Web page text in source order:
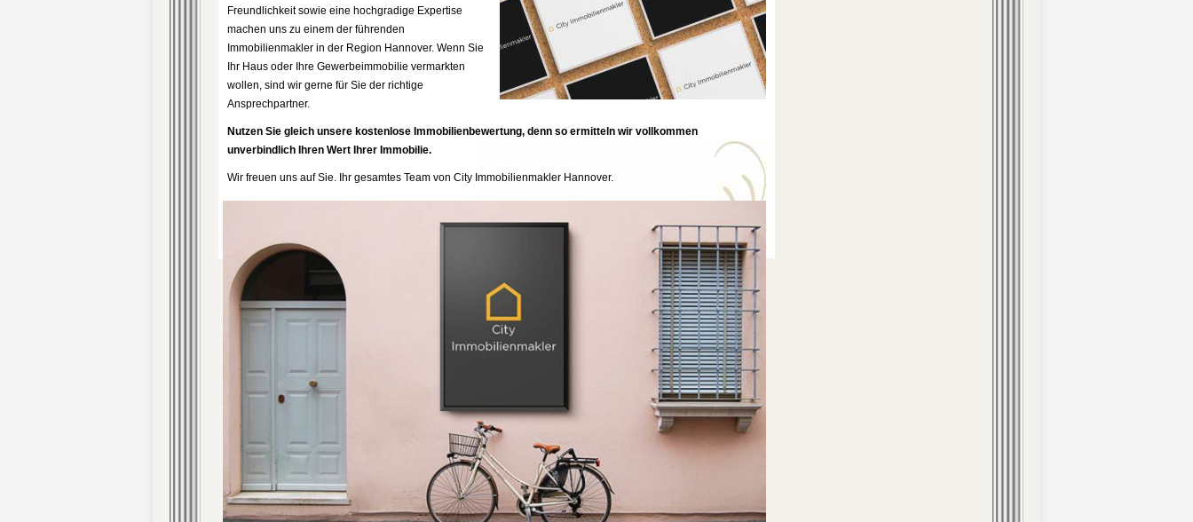
Freundlichkeit sowie eine hochgradige Expertise
machen uns zu einem der führenden
Immobilienmakler in der Region Hannover. Wenn Sie
Ihr Haus oder Ihre Gewerbeimmobilie vermarkten
wollen, sind wir gerne für Sie der richtige
Ansprechpartner.
Nutzen Sie gleich unsere kostenlose Immobilienbewertung, denn so ermitteln wir vollkommen
unverbindlich Ihren Wert Ihrer Immobilie.
Wir freuen uns auf Sie. Ihr gesamtes Team von City Immobilienmakler Hannover.